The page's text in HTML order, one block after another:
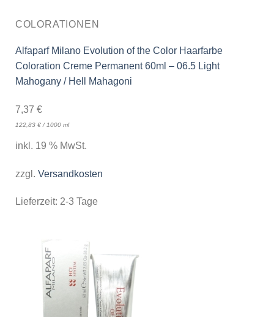
COLORATIONEN
Alfaparf Milano Evolution of the Color Haarfarbe
Coloration Creme Permanent 60ml – 06.5 Light
Mahogany / Hell Mahagoni
7,37 €
122,83 €/ 1000 ml
inkl. 19 % MwSt.
zzgl. Versandkosten
Lieferzeit: 2-3 Tage